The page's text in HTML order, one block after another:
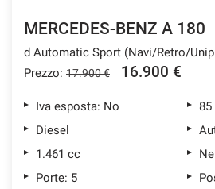
MERCEDES-BENZ A 180
d Automatic Sport (Navi/Retro/
Prezzo: 17.900 € 16.900 €
Iva esposta: No
85
Diesel
1.461 cc
Porte: 5
Cookie necessari